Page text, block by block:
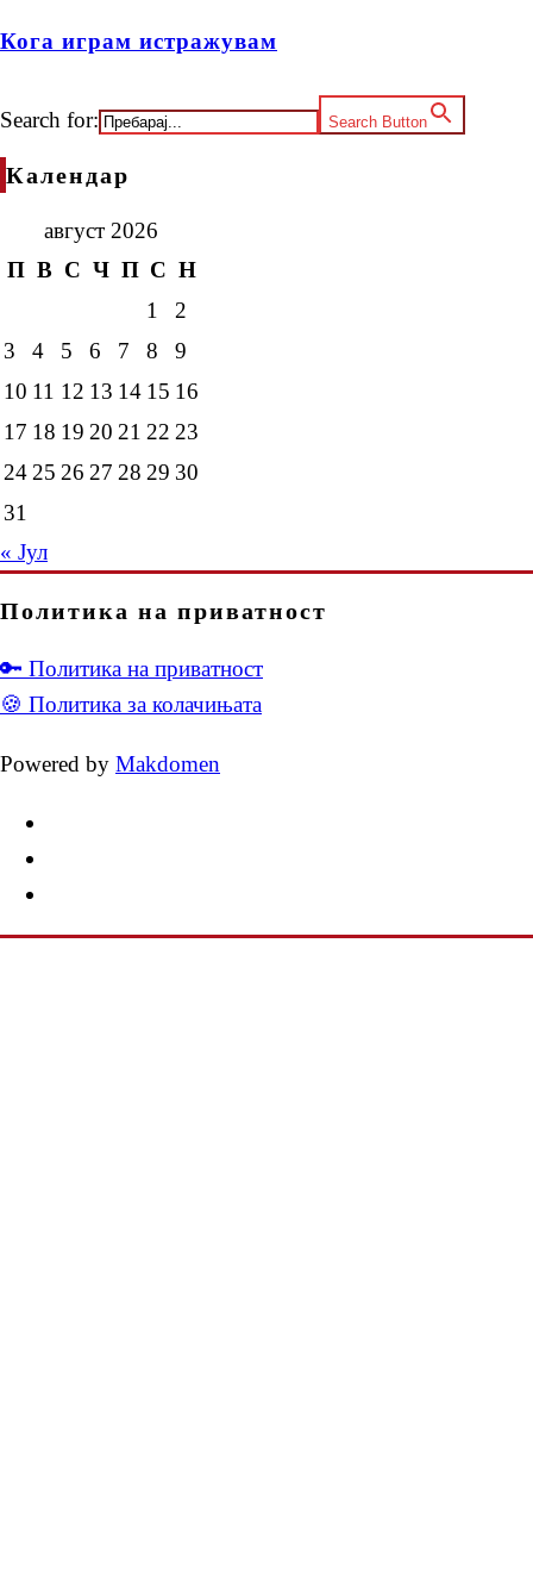
Кога играм истражувам
Search for: Search Button
Календар
август 2026
П В С Ч П С Н
1
2
3
4 5 6 7 8
9
10 11 12 13 14 15 16
17 18 19 20 21 22 23
24 25 26 27 28 29 30
31
« Јул
Политика на приватност
🔑 Политика на приватност
🍪 Политика за колачињата
Powered by Makdomen